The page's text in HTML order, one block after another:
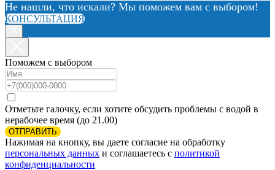
Не нашли, что искали? Мы поможем вам с выбором!
КОНСУЛЬТАЦИЯ
Поможем с выбором
Отметьте галочку, если хотите обсудить проблемы с водой в
нерабочее время (до 21.00)
ОТПРАВИТЬ
Нажимая на кнопку, вы даете согласие на обработку
персональных данных и соглашаетесь c политикой
конфиденциальности